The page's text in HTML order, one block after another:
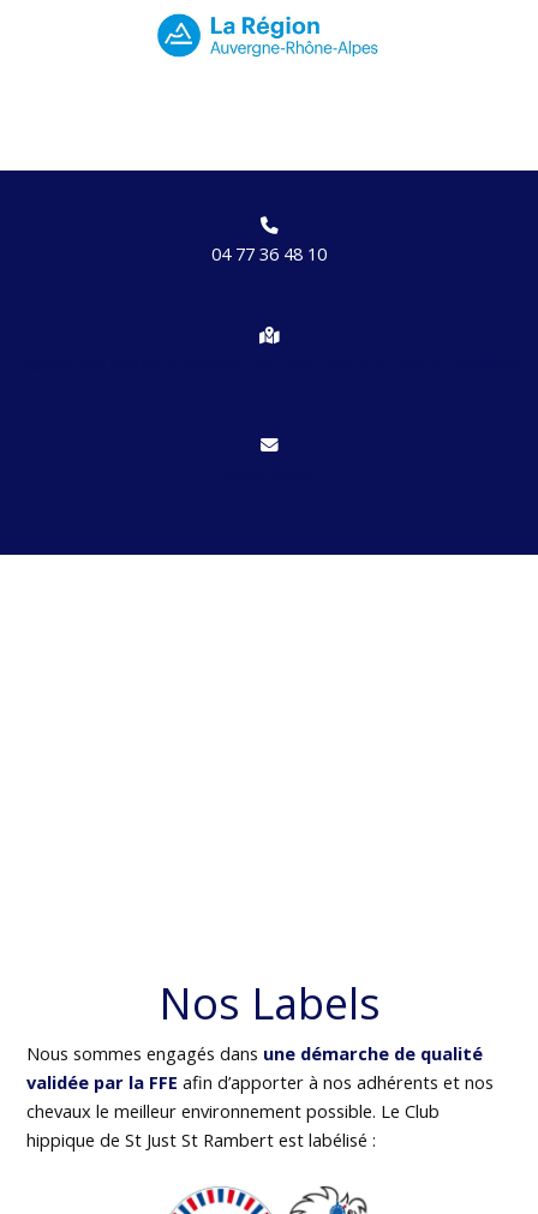
04 77 36 48 10
Nos Labels
Nous sommes engagés dans une démarche de qualité
validée par la FFE afin d’apporter à nos adhérents et nos
chevaux le meilleur environnement possible. Le Club
hippique de St Just St Rambert est labélisé :